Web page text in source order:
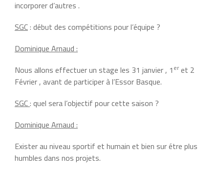
incorporer d’autres .
SGC: début des compétitions pour l’équipe ?
Dominique Arnaud :
Nous allons effectuer un stage les 31 janvier , 1 er et 2
Février , avant de participer à l’Essor Basque.
SGC: quel sera l’objectif pour cette saison ?
Dominique Arnaud :
Exister au niveau sportif et humain et bien sur étre plus
humbles dans nos projets.